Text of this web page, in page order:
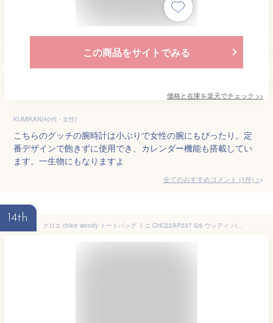
この商品をサイトでみる
価格と在庫を楽天でチェック >>
KUMIKAN(40代・女性)
こちらのグッチの腕時計は小ぶりで女性の腕にもぴったり。定
番デザインで飽きずに使用でき、カレンダー機能も搭載してい
ます。一生物にもなりますよ
全てのおすすめコメント (1件) >
14th
クロエ chloe woody トートバッグ ミニ CHC22AP237 I26 ウッディ バッグ リネン キャンバス レディース 春夏